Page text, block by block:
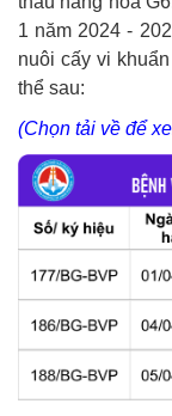
1 năm 2024 -
nuôi cấy vi
thể sau:
(Chọn tải về để